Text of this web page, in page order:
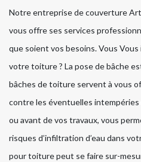
Notre entreprise de couverture
vous offre ses services
que soient vos besoins. Vous
votre toiture ? La pose de bâche
bâches de toiture servent à vous
contre les éventuelles
ou avant de vos travaux, vous
risques d’infiltration d’eau dans
pour toiture peut se faire sur-